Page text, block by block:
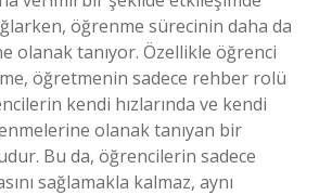
öğrenme sürecinin daha da
olanak tanıyor. Özellikle öğrenci
öğretmenin sadece rehber rolü
kendi hızlarında ve kendi
olanak tanıyan bir
Bu da, öğrencilerin sadece
sağlamakla kalmaz, aynı